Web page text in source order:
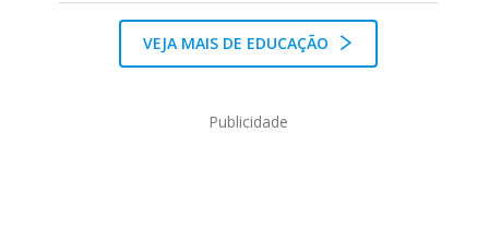
VEJA MAIS DE EDUCAÇÃO
Publicidade